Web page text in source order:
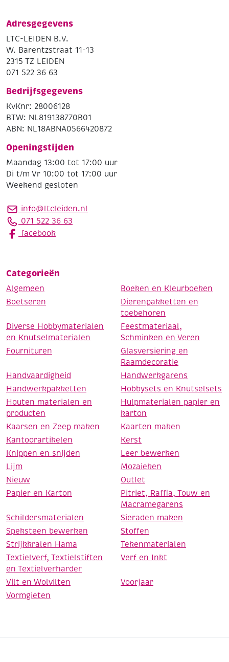
Adresgegevens
LTC-LEIDEN B.V.
W. Barentzstraat 11-13
2315 TZ LEIDEN
071 522 36 63
Bedrijfsgegevens
KvKnr: 28006128
BTW: NL819138770B01
ABN: NL18ABNA0566420872
Openingstijden
Maandag 13:00 tot 17:00 uur
Di t/m Vr 10:00 tot 17:00 uur
Weekend gesloten
info@ltcleiden.nl
071 522 36 63
facebook
Categorieën
Algemeen
Boeken en Kleurboeken
Boetseren
Dierenpakketten en
toebehoren
Diverse Hobbymaterialen
en Knutselmaterialen
Feestmateriaal,
Schminken en Veren
Fournituren
Glasversiering en
Raamdecoratie
Handvaardigheid
Handwerkgarens
Handwerkpakketten
Hobbysets en Knutselsets
Houten materialen en
producten
Hulpmaterialen papier en
karton
Kaarsen en Zeep maken
Kaarten maken
Kantoorartikelen
Kerst
Knippen en snijden
Leer bewerken
Lijm
Mozaieken
Nieuw
Outlet
Papier en Karton
Pitriet, Raffia, Touw en
Macramegarens
Schildersmaterialen
Sieraden maken
Speksteen bewerken
Stoffen
Strijkkralen Hama
Tekenmaterialen
Textielverf, Textielstiften
en Textielverharder
Verf en Inkt
Vilt en Wolvilten
Voorjaar
Vormgieten